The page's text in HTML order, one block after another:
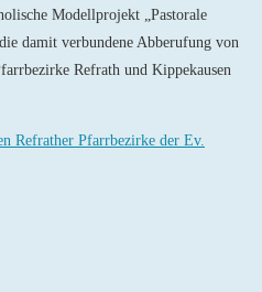
Modellprojekt „Pastorale
damit verbundene Abberufung von
Refrath und Kippekausen
Refrather Pfarrbezirke der Ev.